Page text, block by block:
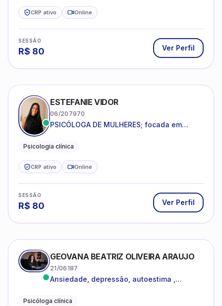
CRP ativo Online
SESSÃO
R$ 80 Ver Perfil
ESTEFANIE VIDOR
06/207970
PSICÓLOGA DE MULHERES; focada em
dentro da sua realidade.
Psicologia clínica
CRP ativo Online
SESSÃO
R$ 80 Ver Perfil
GEOVANA BEATRIZ OLIVEIRA ARAUJO
21/06187
Ansiedade, depressão, autoestima ,
Psicóloga clínica